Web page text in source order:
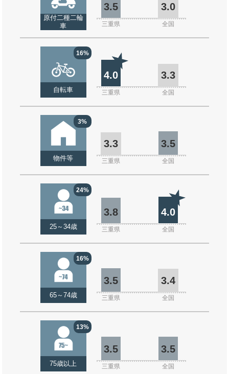
原付二種二輪
車
3.5 3.0
三重県 全国
16%
自転車
4.0 3.3
三重県 全国
3%
物件等
3.3 3.5
三重県 全国
24%
25～34歳
3.8 4.0
三重県 全国
16%
65～74歳
3.5 3.4
三重県 全国
13%
75歳以上
3.5 3.5
三重県 全国